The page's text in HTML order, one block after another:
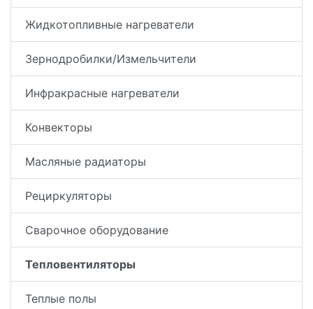
Жидкотопливные нагреватели
Зернодробилки/Измельчители
Инфракрасные нагреватели
Конвекторы
Масляные радиаторы
Рециркуляторы
Сварочное оборудование
Тепловентиляторы
Теплые полы